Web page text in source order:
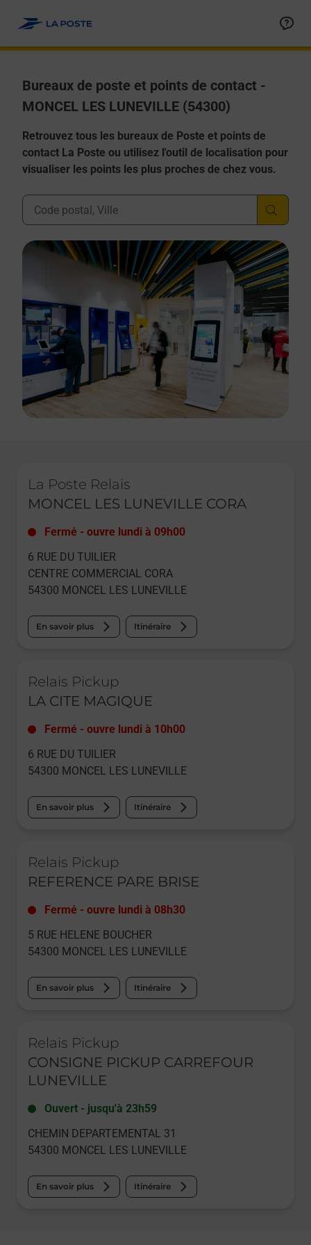
Bureaux de poste et points de contact -
MONCEL LES LUNEVILLE (54300)
Retrouvez tous les bureaux de Poste et points de
contact La Poste ou utilisez l'outil de localisation pour
visualiser les points les plus proches de chez vous.
Ville, Département, Code Postal
La Poste Relais
MONCEL LES LUNEVILLE CORA
Fermé - ouvre lundi à 09h00
6 RUE DU TUILIER
CENTRE COMMERCIAL CORA
54300 MONCEL LES LUNEVILLE
En savoir plus Itinéraire
Relais Pickup
LA CITE MAGIQUE
Fermé - ouvre lundi à 10h00
6 RUE DU TUILIER
54300 MONCEL LES LUNEVILLE
En savoir plus Itinéraire
Relais Pickup
REFERENCE PARE BRISE
Fermé - ouvre lundi à 08h30
5 RUE HELENE BOUCHER
54300 MONCEL LES LUNEVILLE
En savoir plus Itinéraire
Relais Pickup
CONSIGNE PICKUP CARREFOUR
LUNEVILLE
Ouvert - jusqu'à 23h59
CHEMIN DEPARTEMENTAL 31
54300 MONCEL LES LUNEVILLE
En savoir plus Itinéraire